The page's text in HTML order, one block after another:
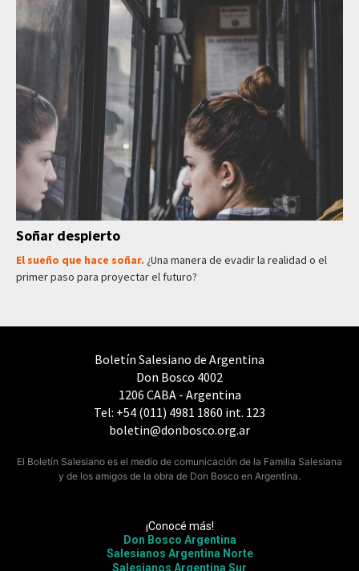
Soñar despierto
El sueño que hace soñar. ¿Una manera de evadir la realidad o el
primer paso para proyectar el futuro?
Boletín Salesiano de Argentina
Don Bosco 4002
1206 CABA - Argentina
Tel: +54 (011) 4981 1860 int. 123
boletin@donbosco.org.ar
El Boletín Salesiano es el medio de comunicación de la Familia Salesiana
y de los amigos de la obra de Don Bosco en Argentina.
¡Conocé más!
Don Bosco Argentina
Salesianos Argentina Norte
Salesianos Argentina Sur